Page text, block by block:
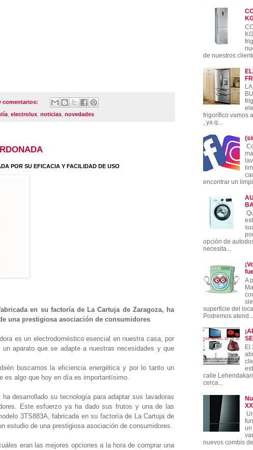
comentarios:
electrolux noticias novedades
POR SU EFICACIA Y FACILIDAD DE USO
en su factoría de La Cartuja de Zaragoza, ha
una prestigiosa asociación de consumidores
es un electrodoméstico esencial en nuestra casa, por
aparato que se adapte a nuestras necesidades y que
buscamos la eficiencia energética y por lo tanto un
es algo que hoy en día es importantísimo.
desarrollado su tecnología para adaptar sus lavadoras
Este esfuerzo ya ha dado sus frutos y una de las
3TS883A, fabricada en su factoría de La Cartuja de
estudio de una prestigiosa asociación de consumidores.
eran las mejores opciones a la hora de comprar una
de nuestros
frigorífico vamos
, ya q...
encontrar un
opción de
necesita...
A
superficie del
Podremos atend...
El
calle
cerca...
un
nuevos combis